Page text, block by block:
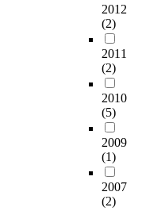
2012
(2)
2011
(2)
2010
(5)
2009
(1)
2007
(2)